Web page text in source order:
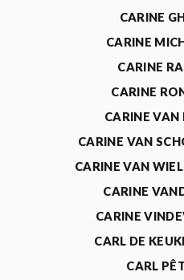
CARINE
CARINE
CARINE
CARINE
CARINE VAN
CARINE VAN
CARINE VAN
CARINE
CARINE
CARL DE
CARL